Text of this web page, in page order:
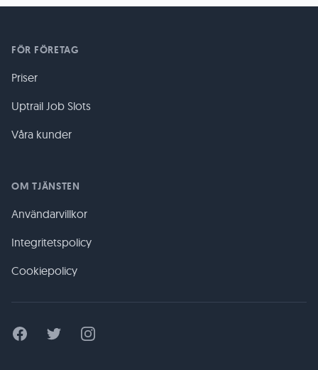
FÖR FÖRETAG
Priser
Uptrail Job Slots
Våra kunder
OM TJÄNSTEN
Användarvillkor
Integritetspolicy
Cookiepolicy
FacebookTwitter Instagram